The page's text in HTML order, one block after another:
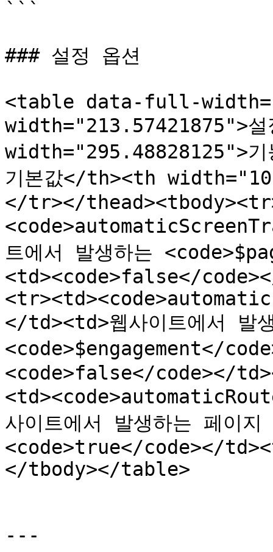
```
### 설정 옵션
<table data-full-
width="213.57421875">
width="295.48828125">
기본값</th><th
</tr></
트에서 발생하는
<td><code>false</
</td><td>웹사이트에서 발
<code>$engagement</
<code>false</code></
사이트에서 발생하는 페이
<code>true</code></
</tbody></table>
---